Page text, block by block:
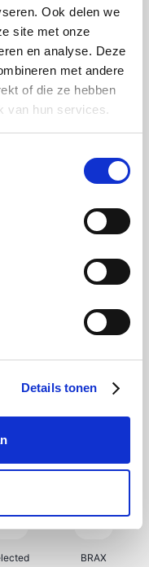
Ook delen we
site met onze
en analyse. Deze
met andere
of die ze hebben
van hun services.
Details tonen
Bolt Energie
DeubaXXL
About You
Delonghi
BRAX